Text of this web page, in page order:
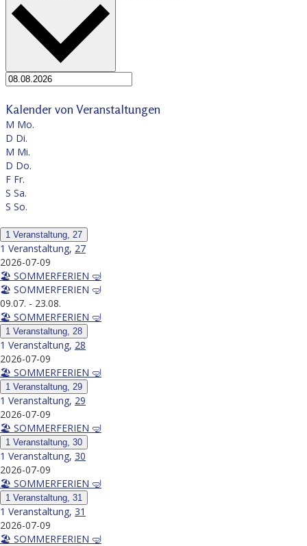
Kalender von Veranstaltungen
M Mo.
D Di.
M Mi.
D Do.
F Fr.
S Sa.
S So.
1 Veranstaltung, 27
1 Veranstaltung, 27
2026-07-09
🏖️ SOMMERFERIEN 🤿
🏖️ SOMMERFERIEN 🤿
09.07. - 23.08.
🏖️ SOMMERFERIEN 🤿
1 Veranstaltung, 28
1 Veranstaltung, 28
2026-07-09
🏖️ SOMMERFERIEN 🤿
1 Veranstaltung, 29
1 Veranstaltung, 29
2026-07-09
🏖️ SOMMERFERIEN 🤿
1 Veranstaltung, 30
1 Veranstaltung, 30
2026-07-09
🏖️ SOMMERFERIEN 🤿
1 Veranstaltung, 31
1 Veranstaltung, 31
2026-07-09
🏖️ SOMMERFERIEN 🤿